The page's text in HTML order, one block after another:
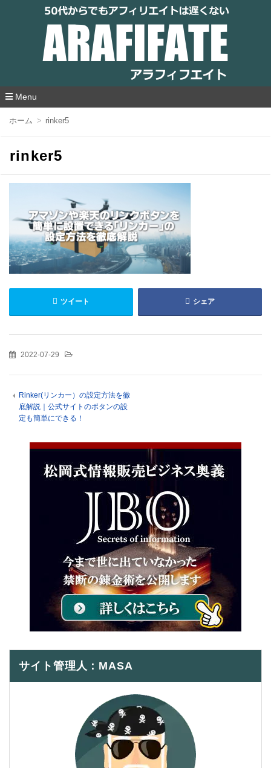
アラフィフエイト｜ 50代からでもアフィリ
エイトは遅くない
Menu
移
ホーム rinker5
rinker5
ツイート シェア
2022-07-29
Rinker(リンカー）の設定方法を徹
底解説｜公式サイトのボタンの設
定も簡単にできる！
サイト管理人：MASA